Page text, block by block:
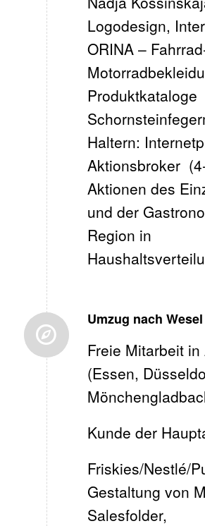
Logodesign,
ORINA –
Produktkataloge
Haltern:
Aktionsbroker
Aktionen des
und der
Region in
Umzug nach Wesel
Freie Mitarbeit
(Essen,
Kunde der
Friskies/Nestlé/
Gestaltung von
Salesfolder,